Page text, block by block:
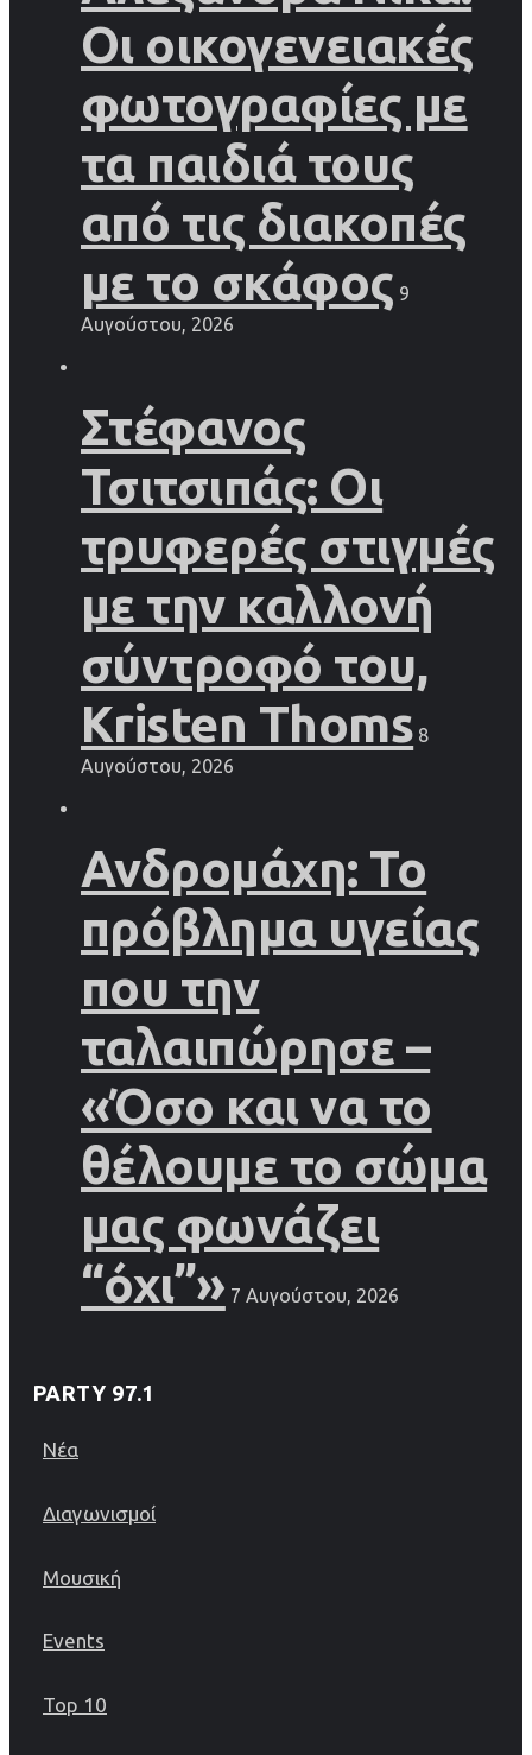
Οι οικογενειακές
φωτογραφίες με
τα παιδιά τους
από τις διακοπές
με το σκάφος 9
Αυγούστου, 2026
Στέφανος
Τσιτσιπάς: Οι
τρυφερές στιγμές
με την καλλονή
σύντροφό του,
Kristen Thoms 8
Αυγούστου, 2026
Ανδρομάχη: Το
πρόβλημα υγείας
που την
ταλαιπώρησε –
«Όσο και να το
θέλουμε το σώμα
μας φωνάζει
“όχι”» 7 Αυγούστου, 2026
PARTY 97.1
Νέα
Διαγωνισμοί
Μουσική
Events
Top 10